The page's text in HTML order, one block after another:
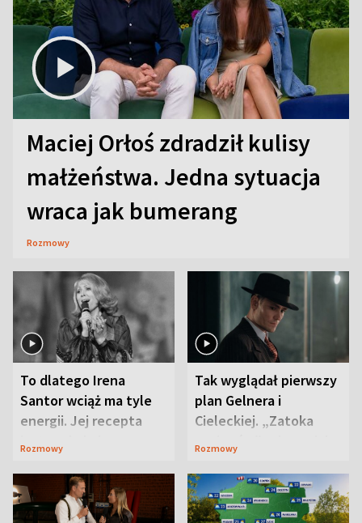
Maciej Orłoś zdradził kulisy
małżeństwa. Jedna sytuacja
wraca jak bumerang
Rozmowy
To dlatego Irena
Santor wciąż ma tyle
energii. Jej recepta
jest zaskakująco
Rozmowy
Tak wyglądał pierwszy
plan Gelnera i
Cieleckiej. „Zatoka
szpiegów” od razu ich
Rozmowy